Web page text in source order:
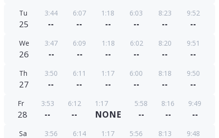
Tu
25
3:44
--
6:07
--
1:18
--
6:03
--
8:23
--
9:52
--
We
26
3:47
--
6:09
--
1:18
--
6:02
--
8:20
--
9:51
--
Th
27
3:50
--
6:11
--
1:17
--
6:00
--
8:18
--
9:50
--
Fr
28
3:53
--
6:12
--
1:17
NONE
5:58
--
8:16
--
9:49
--
Sa 3:56 6:14 1:17 5:56 8:13 9:48